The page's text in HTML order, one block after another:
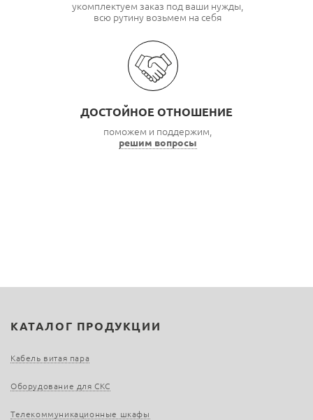
укомплектуем заказ под ваши нужды,
всю рутину возьмем на себя
ДОСТОЙНОЕ ОТНОШЕНИЕ
поможем и поддержим,
решим вопросы
КАТАЛОГ ПРОДУКЦИИ
Кабель витая пара
Оборудование для СКС
Телекоммуникационные шкафы